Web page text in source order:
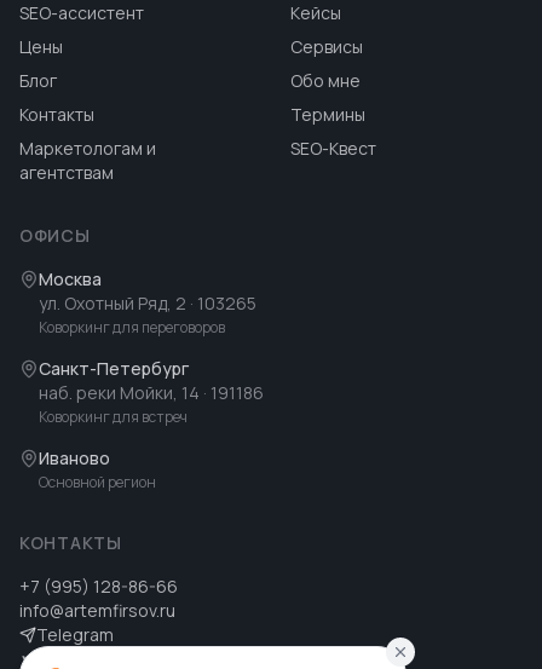
SEO-ассистент
Кейсы
Цены
Сервисы
Блог
Обо мне
Контакты
Термины
Маркетологам и
агентствам
SEO-Квест
ОФИСЫ
Москва
ул. Охотный Ряд, 2 · 103265
Коворкинг для переговоров
Санкт-Петербург
наб. реки Мойки, 14 · 191186
Коворкинг для встреч
Иваново
Основной регион
КОНТАКТЫ
+7 (995) 128-86-66
info@artemfirsov.ru
Telegram